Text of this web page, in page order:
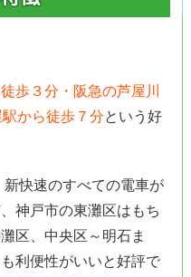
歩３分・阪急の芦屋川
から徒歩７分という好
快速のすべての電車が
神戸市の東灘区はもち
区、中央区～明石ま
利便性がいいと好評で